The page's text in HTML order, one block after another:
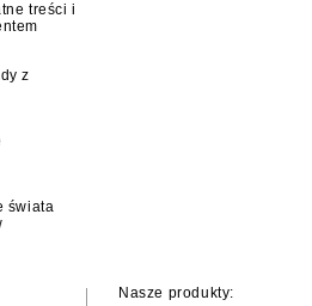
treści i
z
świata
Nasze produkty: